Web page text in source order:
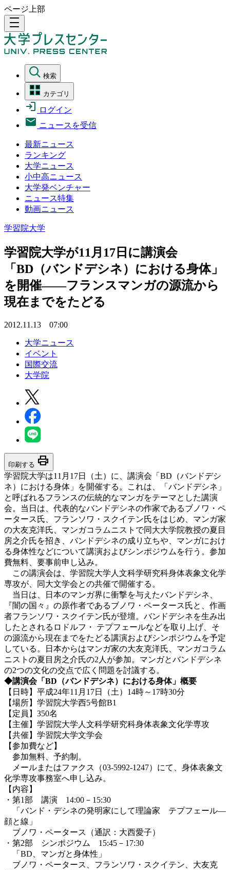
ページ上部
density_medium
検索
カテゴリ
ログイン
ニュースを受信
最新ニュース
ランキング
大学ニュース
小中高ニュース
大学発ベンチャー
ニュース特集
動画ニュース
学習院大学
学習院大学が11月17日に講演会
「BD（バンドデシネ）における身体」
を開催――フランスマンガの源流から
現在までをたどる
2012.11.13 07:00
大学ニュース
イベント
国際交流
大学院
印刷する print
学習院大学は11月17日（土）に、講演会「BD（バンドデシ
ネ）における身体」を開催する。これは、「バンドデシネ」
と呼ばれるフランスの伝統的なマンガをテーマとした講演
会。当日は、代表的なバンドデシネの作家であるブノワ・ペ
ータース氏、フランソワ・スクイテン氏をはじめ、マンガ家
の大友克洋氏、マンガコラムニストで同大大学院教授の夏目
房之介氏を招き、バンドデシネの成り立ちや、マンガにおけ
る身体性などについて講演およびシンポジウムを行う。参加
費無料、要事前申し込み。
この講演会は、学習院大学人文科学研究科身体表象文化学
専攻が、同大文学会との共催で開催する。
当日は、日本のマンガ界に衝撃を与えたバンドデシネ、
『闇の国々』の原作者であるブノワ・ペータース氏と、作画
者フランソワ・スクイテン氏が登壇。バンドデシネを生み出
したとされるロドルフ・ テプフェールなどを取り上げ、そ
の源流から現在までをたどる講演およびシンポジウムを予定
している。日本からはマンガ家の大友克洋氏、マンガコラム
ニストの夏目房之介氏の2人が参加。マンガとバンドデシネ
の2つの文化の交点で広く問題を討議する。
◆講演会「BD（バンドデシネ）における身体」概要
【日時】平成24年11月17日（土）14時～17時30分
【場所】学習院大学西5号館B1
【定員】350名
【主催】学習院大学人文科学研究科身体表象文化学専攻
【共催】学習院大学文学会
【参加費など】
参加無料、予約制。
メールまたはファクス（03-5992-1247）にて、身体表象文
化学専攻事務室へ申し込み。
【内容】
・第1部 講演 14:00－15:30
「バンド・デシネの発明家にして理論家 テプフェール―
顔と線」
ブノワ・ペータース（通訳：大西愛子）
・第2部 シンポジウム 15:45－17:30
「BD、マンガと身体性」
ブノワ・ペータース、フランソワ・スクイテン、大友克